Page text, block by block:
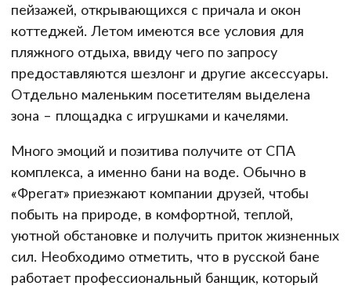
пейзажей, открывающихся с причала и окон
коттеджей. Летом имеются все условия для
пляжного отдыха, ввиду чего по запросу
предоставляются шезлонг и другие аксессуары.
Отдельно маленьким посетителям выделена
зона – площадка с игрушками и качелями.
Много эмоций и позитива получите от СПА
комплекса, а именно бани на воде. Обычно в
«Фрегат» приезжают компании друзей, чтобы
побыть на природе, в комфортной, теплой,
уютной обстановке и получить приток жизненных
сил. Необходимо отметить, что в русской бане
работает профессиональный банщик, который